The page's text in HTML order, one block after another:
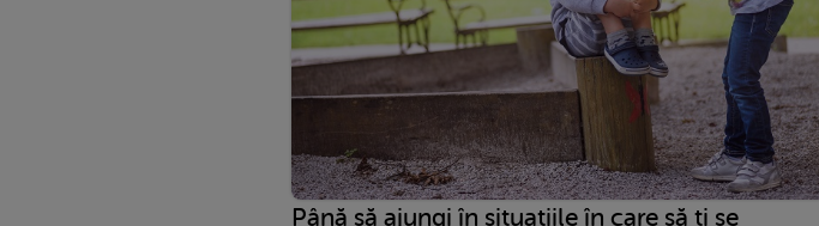
Până să ajungi în situațiile în care să ți se